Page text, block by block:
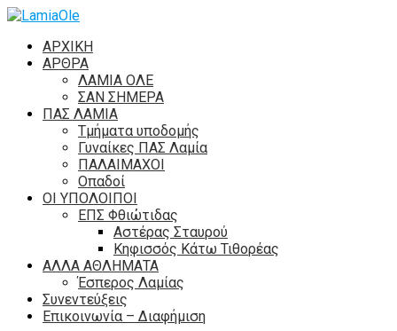
ΑΡΧΙΚΗ
ΑΡΘΡΑ
ΛΑΜΙΑ ΟΛΕ
ΣΑΝ ΣΗΜΕΡΑ
ΠΑΣ ΛΑΜΙΑ
Τμήματα υποδομής
Γυναίκες ΠΑΣ Λαμία
ΠΑΛΑΙΜΑΧΟΙ
Οπαδοί
ΟΙ ΥΠΟΛΟΙΠΟΙ
ΕΠΣ Φθιώτιδας
Αστέρας Σταυρού
Κηφισσός Κάτω Τιθορέας
ΑΛΛΑ ΑΘΛΗΜΑΤΑ
Έσπερος Λαμίας
Συνεντεύξεις
Επικοινωνία – Διαφήμιση